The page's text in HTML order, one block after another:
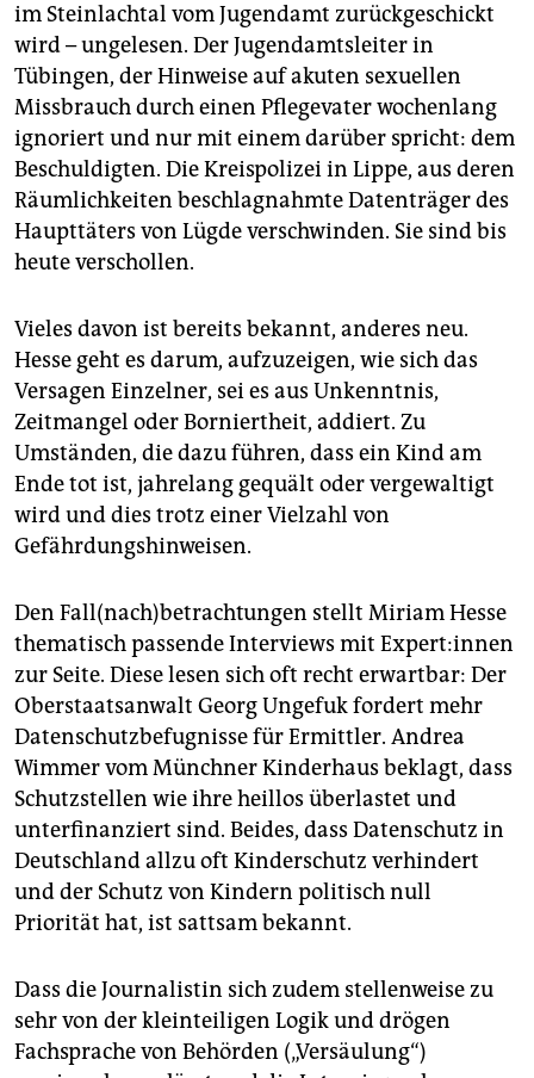
im Steinlachtal vom Jugendamt zurückgeschickt
wird – ungelesen. Der Jugendamtsleiter in
Tübingen, der Hinweise auf akuten sexuellen
Missbrauch durch einen Pflegevater wochenlang
ignoriert und nur mit einem darüber spricht: dem
Beschuldigten. Die Kreispolizei in Lippe, aus deren
Räumlichkeiten beschlagnahmte Datenträger des
Haupttäters von Lügde verschwinden. Sie sind bis
heute verschollen.
Vieles davon ist bereits bekannt, anderes neu.
Hesse geht es darum, aufzuzeigen, wie sich das
Versagen Einzelner, sei es aus Unkenntnis,
Zeitmangel oder Borniertheit, addiert. Zu
Umständen, die dazu führen, dass ein Kind am
Ende tot ist, jahrelang gequält oder vergewaltigt
wird und dies trotz einer Vielzahl von
Gefährdungshinweisen.
Den Fall(nach)betrachtungen stellt Miriam Hesse
thematisch passende Interviews mit Ex­­per­t:in­nen
zur Seite. Diese lesen sich oft recht erwartbar: Der
Oberstaatsanwalt Georg Ungefuk fordert mehr
Datenschutzbefugnisse für Ermittler. Andrea
Wimmer vom Münchner Kinderhaus beklagt, dass
Schutzstellen wie ihre heillos überlastet und
unterfinanziert sind. Beides, dass Datenschutz in
Deutschland allzu oft Kinderschutz verhindert
und der Schutz von Kindern politisch null
Priorität hat, ist sattsam bekannt.
Dass die Journalistin sich zudem stellenweise zu
sehr von der kleinteiligen Logik und drögen
Fachsprache von Behörden („Versäulung“)